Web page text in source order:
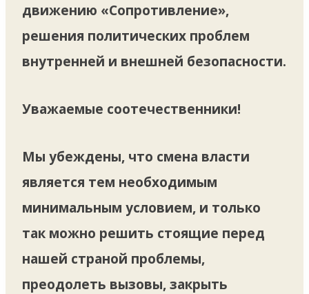
движению «Сопротивление»,
решения политических проблем
внутренней и внешней безопасности.
Уважаемые соотечественники!
Мы убеждены, что смена власти
является тем необходимым
минимальным условием, и только
так можно решить стоящие перед
нашей страной проблемы,
преодолеть вызовы, закрыть